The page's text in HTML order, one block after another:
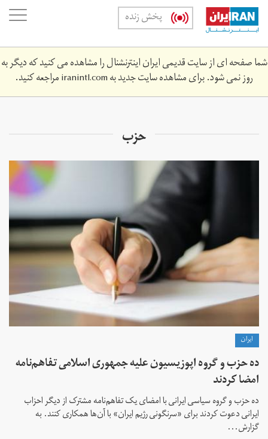
Skip
main
content
پخش زنده
شما صفحه ای از سایت قدیمی ایران اینترنشنال را مشاهده می کنید که دیگر به
روز نمی شود. برای مشاهده سایت جدید بهiranintl.comمراجعه کنید.
حزب
ايران
ده حزب و گروه اپوزیسیون علیه جمهوری اسلامی تفاهم‌نامه
امضا کردند
ده حزب و گروه سیاسی ایرانی با امضای یک تفاهم‌نامه مشترک از دیگر احزاب
ایرانی دعوت کردند برای «سرنگونی رژیم ایران» با آن‌ها همکاری کنند. به
گزارش...